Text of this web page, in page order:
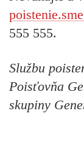
555 555.
Službu
Poisťovňa
skupiny